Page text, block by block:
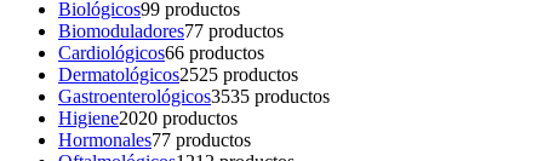
Biológicos99 productos
Biomoduladores77 productos
Cardiológicos66 productos
Dermatológicos2525 productos
Gastroenterológicos3535 productos
Higiene2020 productos
Hormonales77 productos